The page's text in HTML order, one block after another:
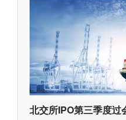
北交所IPO第三季度过